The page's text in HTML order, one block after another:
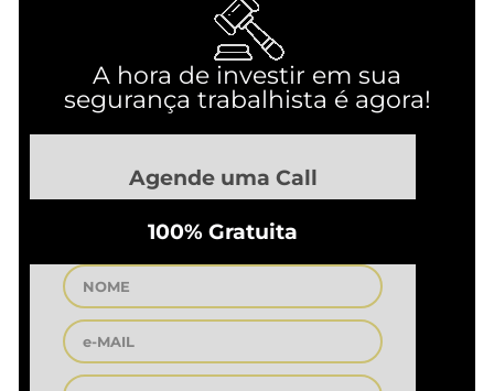
A hora de investir em sua
segurança trabalhista é agora!
Agende uma Call
100% Gratuita